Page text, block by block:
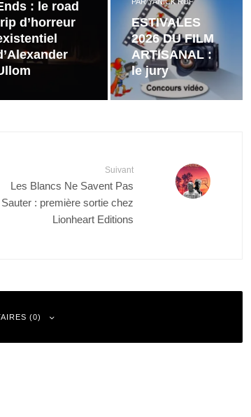
: le road
d’horreur
ESTIVALES
2026 DU FILM
ARTISANAL :
le jury
Suivant
Les Blancs Ne Savent Pas
Sauter : première sortie chez
Lionheart Editions
(0)